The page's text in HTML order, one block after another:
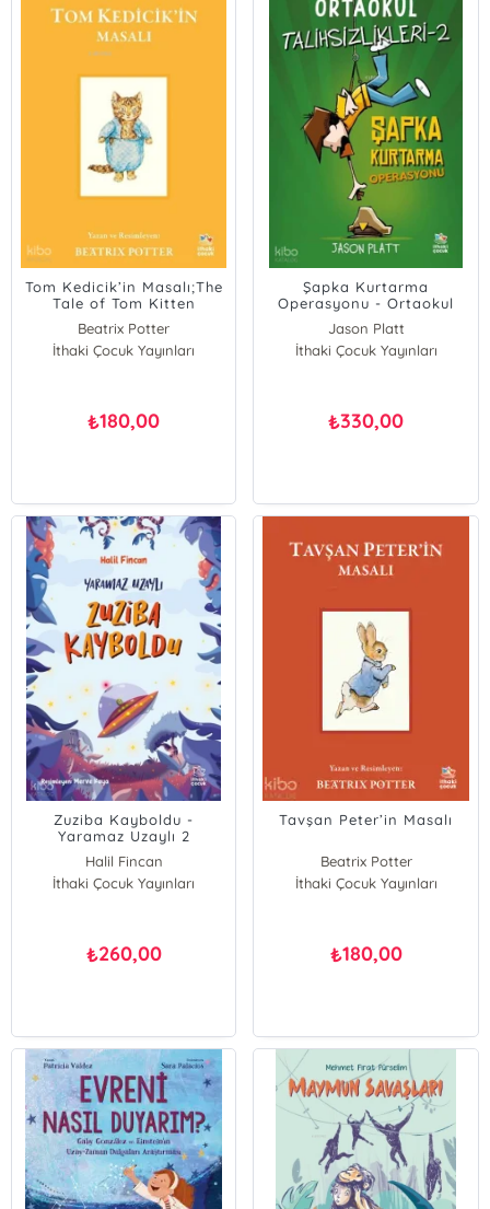
Tom Kedicik’in Masalı;The
Tale of Tom Kitten
Beatrix Potter
İthaki Çocuk Yayınları
₺180,00
Şapka Kurtarma
Operasyonu - Ortaokul
Talihsizlikleri-2
Jason Platt
İthaki Çocuk Yayınları
₺330,00
Zuziba Kayboldu -
Yaramaz Uzaylı 2
Halil Fincan
İthaki Çocuk Yayınları
₺260,00
Tavşan Peter’in Masalı
Beatrix Potter
İthaki Çocuk Yayınları
₺180,00